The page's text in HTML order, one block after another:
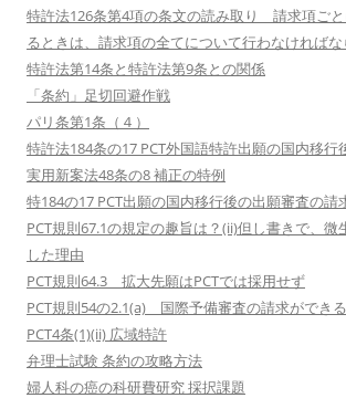
特許法126条第4項の条文の読み取り 請求項ご
るときは、請求項の全てについて行わなければな
特許法第14条と特許法第9条との関係
「条約」足切回避作戦
パリ条第1条（４）
特許法184条の17 PCT外国語特許出願の国内移行
実用新案法48条の8 補正の特例
特184の17 PCT出願の国内移行後の出願審査の請
PCT規則67.1の規定の趣旨は？(ii)但し書きで、
した理由
PCT規則64.3 拡大先願はPCTでは採用せず
PCT規則54の2.1(a) 国際予備審査の請求ができ
PCT4条(1)(ii) 広域特許
弁理士試験 条約の攻略方法
婦人科の癌の科研費研究 採択課題